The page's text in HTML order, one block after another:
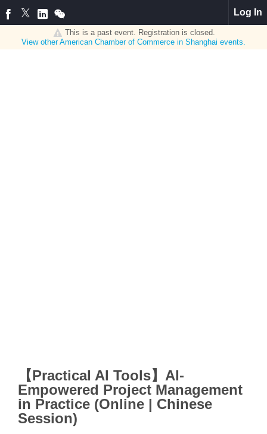
Log In
This is a past event. Registration is closed.
View otherAmerican Chamber of Commerce in Shanghai events.
【Practical AI Tools】AI-
Empowered Project Management
in Practice (Online | Chinese
Session)